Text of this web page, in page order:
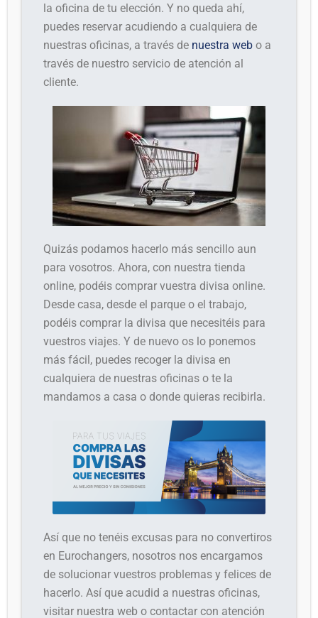
la oficina de tu elección. Y no queda ahí,
puedes reservar acudiendo a cualquiera de
nuestras oficinas, a través de nuestra web o a
través de nuestro servicio de atención al
cliente.
Quizás podamos hacerlo más sencillo aun
para vosotros. Ahora, con nuestra tienda
online, podéis comprar vuestra divisa online.
Desde casa, desde el parque o el trabajo,
podéis comprar la divisa que necesitéis para
vuestros viajes. Y de nuevo os lo ponemos
más fácil, puedes recoger la divisa en
cualquiera de nuestras oficinas o te la
mandamos a casa o donde quieras recibirla.
Así que no tenéis excusas para no convertiros
en Eurochangers, nosotros nos encargamos
de solucionar vuestros problemas y felices de
hacerlo. Así que acudid a nuestras oficinas,
visitar nuestra web o contactar con atención